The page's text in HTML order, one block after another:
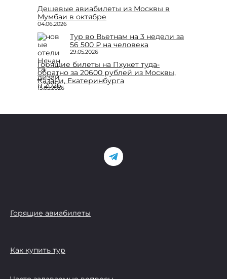
Дешевые авиабилеты из Москвы в
Мумбаи в октябре
04.06.2026
Тур во Вьетнам на 3 недели за
56 500 ₽ на человека
29.05.2026
Горящие билеты на Пхукет туда-
обратно за 20600 рублей из Москвы,
Казани, Екатеринбурга
15.05.2026
Горящие авиабилеты
Как купить тур